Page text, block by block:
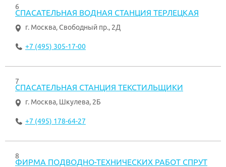
6
СПАСАТЕЛЬНАЯ ВОДНАЯ СТАНЦИЯ ТЕРЛЕЦКАЯ
г. Москва, Свободный пр., 2Д
+7 (495) 305-17-00
7
СПАСАТЕЛЬНАЯ СТАНЦИЯ ТЕКСТИЛЬЩИКИ
г. Москва, Шкулева, 2Б
+7 (495) 178-64-27
8
ФИРМА ПОДВОДНО-ТЕХНИЧЕСКИХ РАБОТ СПРУТ